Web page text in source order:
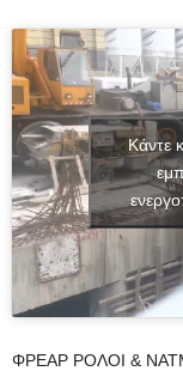
Κάντε
ΦΡΕΑΡ ΡΟΛΟΙ &